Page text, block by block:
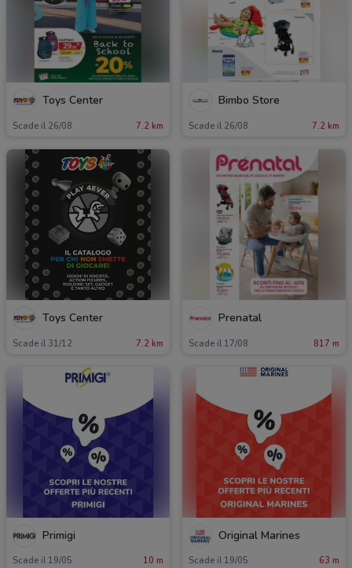
Toys Center
Scade il 26/08 7.2 km
Bimbo Store
Scade il 26/08 7.2 km
Toys Center
Scade il 31/12 7.2 km
Prenatal
Scade il 17/08 817 m
Primigi
Scade il 19/05 10 m
Original Marines
Scade il 19/05 63 m